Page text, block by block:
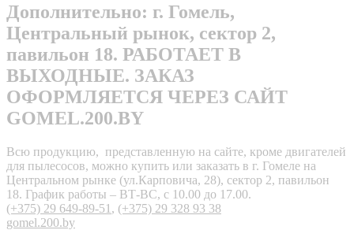
Дополнительно: г. Гомель,
Центральный рынок, сектор 2,
павильон 18. РАБОТАЕТ В
ВЫХОДНЫЕ. ЗАКАЗ
ОФОРМЛЯЕТСЯ ЧЕРЕЗ САЙТ
GOMEL.200.BY
Всю продукцию, представленную на сайте, кроме двигателей
для пылесосов, можно купить или заказать в г. Гомеле на
Центральном рынке (ул.Карповича, 28), сектор 2, павильон
18. График работы – ВТ-ВС, с 10.00 до 17.00.
(+375) 29 649-89-51 , (+375) 29 328 93 38
gomel.200.by